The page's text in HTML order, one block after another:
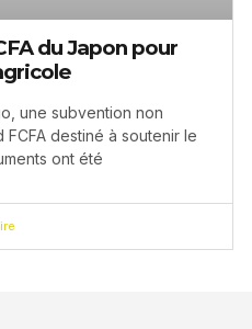
du Japon pour
une subvention non
FCFA destiné à soutenir le
ont été